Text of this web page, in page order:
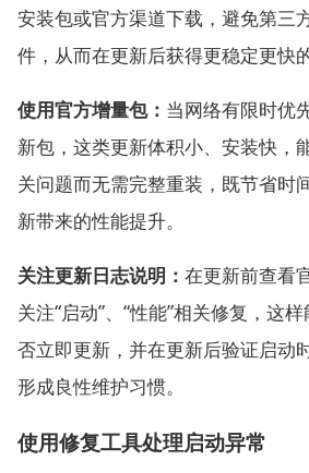
安装包或官方渠道下载，避免第三
件，从而在更新后获得更稳定更快
使用官方增量包： 当网络有限时优
新包，这类更新体积小、安装快，
关问题而无需完整重装，既节省时
新带来的性能提升。
关注更新日志说明： 在更新前查看
关注“启动”、“性能”相关修复，这
否立即更新，并在更新后验证启动
形成良性维护习惯。
使用修复工具处理启动异常